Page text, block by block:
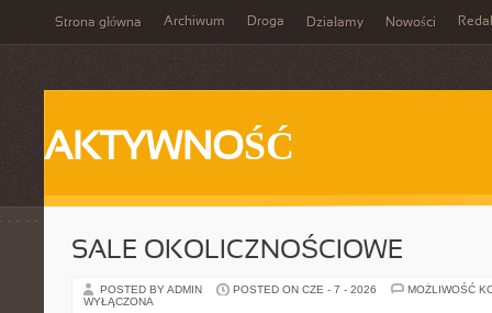
Strona główna Archiwum Droga Działamy Nowości
AKTYWNOŚĆ
SALE OKOLICZNOŚCIOWE
POSTED BY ADMIN POSTED ON CZE - 7 - 2026
MOŻLIWOŚĆ
WYŁĄCZONA